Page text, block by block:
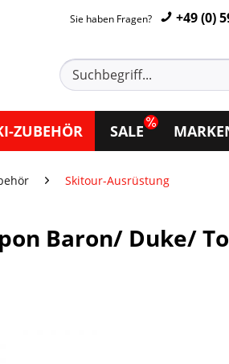
Sie haben Fragen? +49 (0)
ZUBEHÖR SALE
Skitour-Ausrüstung
Baron/ Duke/